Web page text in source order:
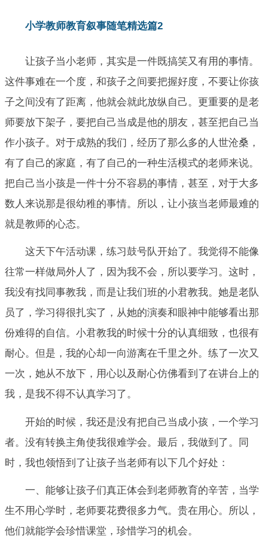
小学教师教育叙事随笔精选篇2
让孩子当小老师，其实是一件既搞笑又有用的事情。
这件事难在一个度，和孩子之间要把握好度，不要让你孩
子之间没有了距离，他就会就此放纵自己。更重要的是老
师要放下架子，要把自己当成是他的朋友，甚至把自己当
作小孩子。对于成熟的我们，经历了那么多的人世沧桑，
有了自己的家庭，有了自己的一种生活模式的老师来说。
把自己当小孩是一件十分不容易的事情，甚至，对于大多
数人来说那是很幼稚的事情。所以，让小孩当老师最难的
就是教师的心态。
这天下午活动课，练习鼓号队开始了。我觉得不能像
往常一样做局外人了，因为我不会，所以要学习。这时，
我没有找同事教我，而是让我们班的小君教我。她是老队
员了，学习得很扎实了，从她的演奏和眼神中能够看出那
份难得的自信。小君教我的时候十分的认真细致，也很有
耐心。但是，我的心却一向游离在千里之外。练了一次又
一次，她从不放下，用心以及耐心仿佛看到了在讲台上的
我，是我不得不认真学习了。
开始的时候，我还是没有把自己当成小孩，一个学习
者。没有转换主角使我很难学会。最后，我做到了。同
时，我也领悟到了让孩子当老师有以下几个好处：
一、能够让孩子们真正体会到老师教育的辛苦，当学
生不用心学时，老师要花费很多力气。贵在用心。所以，
他们就能学会珍惜课堂，珍惜学习的机会。